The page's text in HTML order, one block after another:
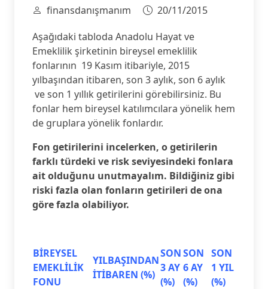
finansdanışmanım
20/11/2015
Aşağıdaki tabloda Anadolu Hayat ve
Emeklilik şirketinin bireysel emeklilik
fonlarının 19 Kasım itibariyle, 2015
yılbaşından itibaren, son 3 aylık, son 6 aylık
ve son 1 yıllık getirilerini görebilirsiniz. Bu
fonlar hem bireysel katılımcılara yönelik hem
de gruplara yönelik fonlardır.
Fon getirilerini incelerken, o getirilerin
farklı türdeki ve risk seviyesindeki fonlara
ait olduğunu unutmayalım. Bildiğiniz gibi
riski fazla olan fonların getirileri de ona
göre fazla olabiliyor.
BİREYSEL
EMEKLİLİK
FONU
YILBAŞINDAN
İTİBAREN (%)
SON
3 AY
(%)
SON
6 AY
(%)
SON
1 YIL
(%)